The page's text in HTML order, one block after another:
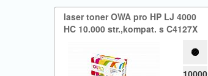
laser toner OWA pro HP LJ 4000
HC 10.​000 str.​,​kompat.​ s C4127X
10000